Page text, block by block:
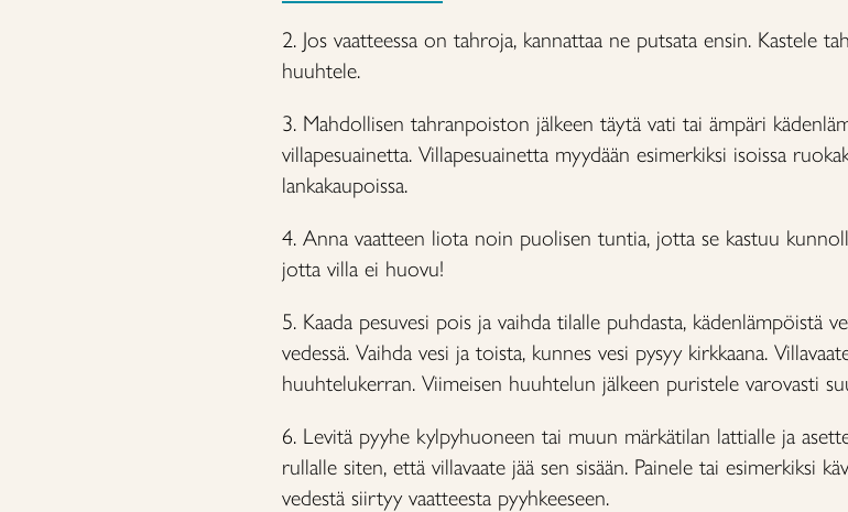
2. Jos vaatteessa on tahroja, kannattaa ne putsata ensin. Kastele
huuhtele.
3. Mahdollisen tahranpoiston jälkeen täytä vati tai ämpäri
villapesuainetta. Villapesuainetta myydään esimerkiksi isoissa
lankakaupoissa.
4. Anna vaatteen liota noin puolisen tuntia, jotta se kastuu
jotta villa ei huovu!
5. Kaada pesuvesi pois ja vaihda tilalle puhdasta, kädenlämpöistä
vedessä. Vaihda vesi ja toista, kunnes vesi pysyy kirkkaana.
huuhtelukerran. Viimeisen huuhtelun jälkeen puristele varovasti
6. Levitä pyyhe kylpyhuoneen tai muun märkätilan lattialle ja
rullalle siten, että villavaate jää sen sisään. Painele tai esimerkiksi
vedestä siirtyy vaatteesta pyyhkeeseen.